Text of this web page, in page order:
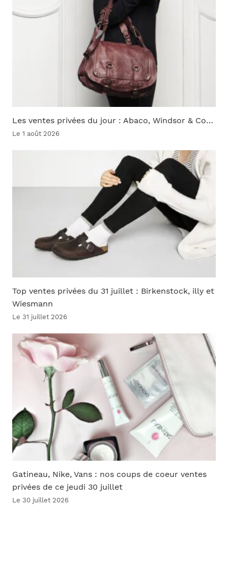
Les ventes privées du jour : Abaco, Windsor & Co…
Le 1 août 2026
Top ventes privées du 31 juillet : Birkenstock, illy et
Wiesmann
Le 31 juillet 2026
Gatineau, Nike, Vans : nos coups de coeur ventes
privées de ce jeudi 30 juillet
Le 30 juillet 2026